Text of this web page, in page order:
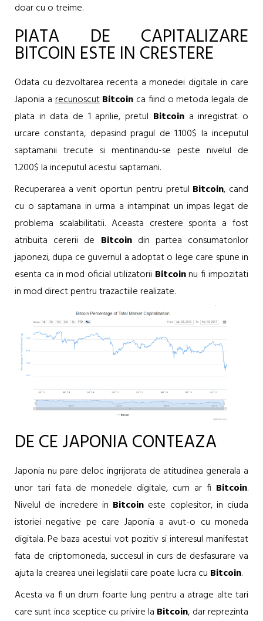
doar cu o treime.
PIATA DE CAPITALIZARE
BITCOIN ESTE IN CRESTERE
Odata cu dezvoltarea recenta a monedei digitale in care
Japonia arecunoscut Bitcoin ca fiind o metoda legala de
plata in data de 1 aprilie, pretul Bitcoina inregistrat o
urcare constanta, depasind pragul de 1.100$ la inceputul
saptamanii trecute si mentinandu-se peste nivelul de
1.200$ la inceputul acestui saptamani.
Recuperarea a venit oportun pentru pretul Bitcoin, cand
cu o saptamana in urma a intampinat un impas legat de
problema scalabilitatii. Aceasta crestere sporita a fost
atribuita cererii de Bitcoindin partea consumatorilor
japonezi, dupa ce guvernul a adoptat o lege care spune in
esenta ca in mod oficial utilizatoriiBitcoinnu fi impozitati
in mod direct pentru trazactiile realizate.
DE CE JAPONIA CONTEAZA
Japonia nu pare deloc ingrijorata de atitudinea generala a
unor tari fata de monedele digitale, cum ar fi Bitcoin.
Nivelul de incredere in Bitcoin este coplesitor, in ciuda
istoriei negative pe care Japonia a avut-o cu moneda
digitala. Pe baza acestui vot pozitiv si interesul manifestat
fata de criptomoneda, succesul in curs de desfasurare va
ajuta la crearea unei legislatii care poate lucra cu Bitcoin.
Acesta va fi un drum foarte lung pentru a atrage alte tari
care sunt inca sceptice cu privire la Bitcoin, dar reprezinta